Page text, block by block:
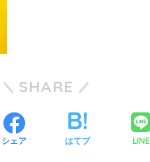
SHARE
シェア はてブ LINE